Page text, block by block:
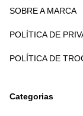
SOBRE A MARCA
POLÍTICA DE
POLÍTICA DE
Categorias